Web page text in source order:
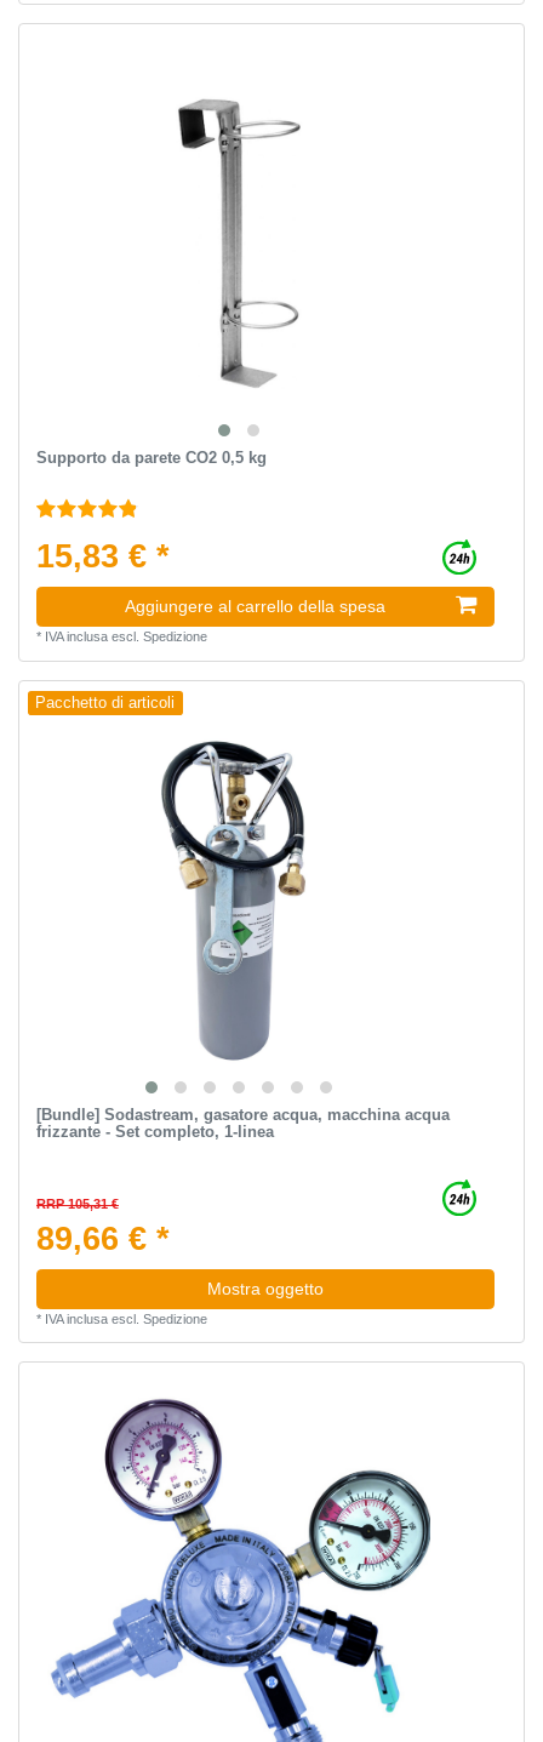
Supporto da parete CO2 0,5 kg
15,83 € *
Aggiungere al carrello della spesa
* IVA inclusaescl. Spedizione
Pacchetto di articoli
[Bundle] Sodastream, gasatore acqua, macchina acqua
frizzante - Set completo, 1-linea
RRP 105,31 €
89,66 € *
Mostra oggetto
* IVA inclusaescl. Spedizione